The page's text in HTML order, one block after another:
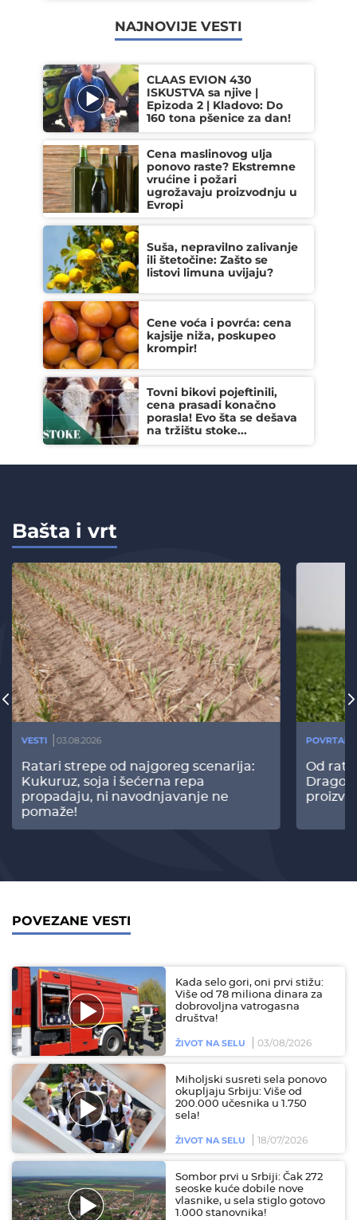
NAJNOVIJE VESTI
CLAAS EVION 430
ISKUSTVA sa njive |
Epizoda 2 | Kladovo: Do
160 tona pšenice za dan!
Cena maslinovog ulja
ponovo raste? Ekstremne
vrućine i požari
ugrožavaju proizvodnju u
Evropi
Suša, nepravilno zalivanje
ili štetočine: Zašto se
listovi limuna uvijaju?
Cene voća i povrća: cena
kajsije niža, poskupeo
krompir!
Tovni bikovi pojeftinili,
cena prasadi konačno
porasla! Evo šta se dešava
na tržištu stoke...
Bašta i vrt
VESTI 03.08.2026
Ratari strepe od najgoreg scenarija:
Kukuruz, soja i šećerna repa
propadaju, ni navodnjavanje ne
pomaže!
Od
POVEZANE VESTI
Kada selo gori, oni prvi stižu:
Više od 78 miliona dinara za
dobrovoljna vatrogasna
društva!
ŽIVOT NA SELU 03/08/2026
Miholjski susreti sela ponovo
okupljaju Srbiju: Više od
200.000 učesnika u 1.750
sela!
ŽIVOT NA SELU 18/07/2026
Sombor prvi u Srbiji: Čak 272
seoske kuće dobile nove
vlasnike, u sela stiglo gotovo
1.000 stanovnika!